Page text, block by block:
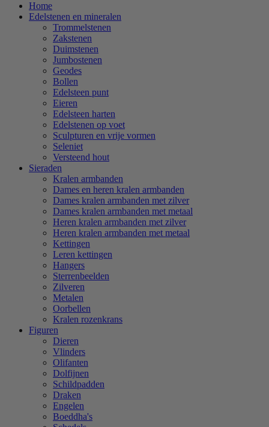
Home
Edelstenen en mineralen
Trommelstenen
Zakstenen
Duimstenen
Jumbostenen
Geodes
Bollen
Edelsteen punt
Eieren
Edelsteen harten
Edelstenen op voet
Sculpturen en vrije vormen
Seleniet
Versteend hout
Sieraden
Kralen armbanden
Dames en heren kralen armbanden
Dames kralen armbanden met zilver
Dames kralen armbanden met metaal
Heren kralen armbanden met zilver
Heren kralen armbanden met metaal
Kettingen
Leren kettingen
Hangers
Sterrenbeelden
Zilveren
Metalen
Oorbellen
Kralen rozenkrans
Figuren
Dieren
Vlinders
Olifanten
Dolfijnen
Schildpadden
Draken
Engelen
Boeddha's